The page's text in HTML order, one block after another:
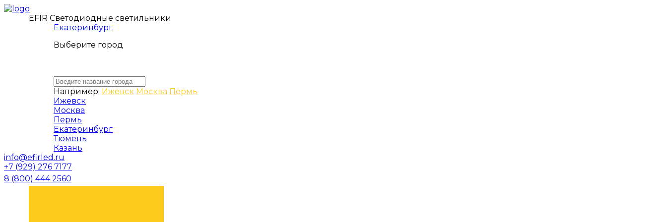
EFIR Светодиодные светильники
Екатеринбург
Выберите город
Например: Ижевск Москва Пермь
Ижевск
Москва
Пермь
Екатеринбург
Тюмень
Казань
info@efirled.ru
+7 (929) 276 7177
8 (800) 444 2560